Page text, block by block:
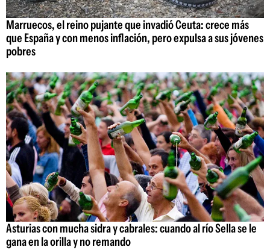
Marruecos, el reino pujante que invadió Ceuta: crece más
que España y con menos inflación, pero expulsa a sus jóvenes
pobres
Asturias con mucha sidra y cabrales: cuando al río Sella se le
gana en la orilla y no remando